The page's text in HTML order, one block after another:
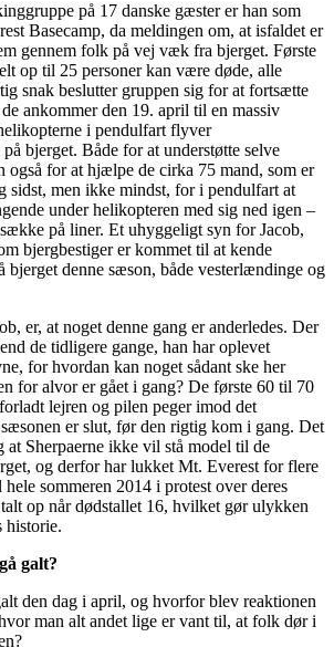
på 17 danske gæster er han som
Basecamp, da meldingen om, at isfaldet er
gennem folk på vej væk fra bjerget. Første
op til 25 personer kan være døde, alle
snak beslutter gruppen sig for at fortsætte
ankommer den 19. april til en massiv
i pendulfart flyver
bjerget. Både for at understøtte selve
også for at hjælpe de cirka 75 mand, som er
sidst, men ikke mindst, for i pendulfart at
under helikopteren med sig ned igen –
på liner. Et uhyggeligt syn for Jacob,
bjergbestiger er kommet til at kende
bjerget denne sæson, både vesterlændinge og
er, at noget denne gang er anderledes. Der
de tidligere gange, han har oplevet
for hvordan kan noget sådant ske her
for alvor er gået i gang? De første 60 til 70
lejren og pilen peger imod det
er slut, før den rigtig kom i gang. Det
Sherpaerne ikke vil stå model til de
og derfor har lukket Mt. Everest for flere
sommeren 2014 i protest over deres
op når dødstallet 16, hvilket gør ulykken
historie.
galt?
den dag i april, og hvorfor blev reaktionen
man alt andet lige er vant til, at folk dør i